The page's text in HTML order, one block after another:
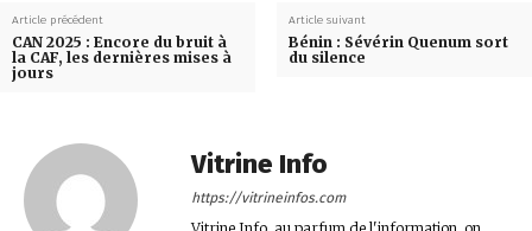
Article précédent
CAN 2025 : Encore du bruit à
la CAF, les dernières mises à
jours
Article suivant
Bénin : Sévérin Quenum sort
du silence
Vitrine Info
https://vitrineinfos.com